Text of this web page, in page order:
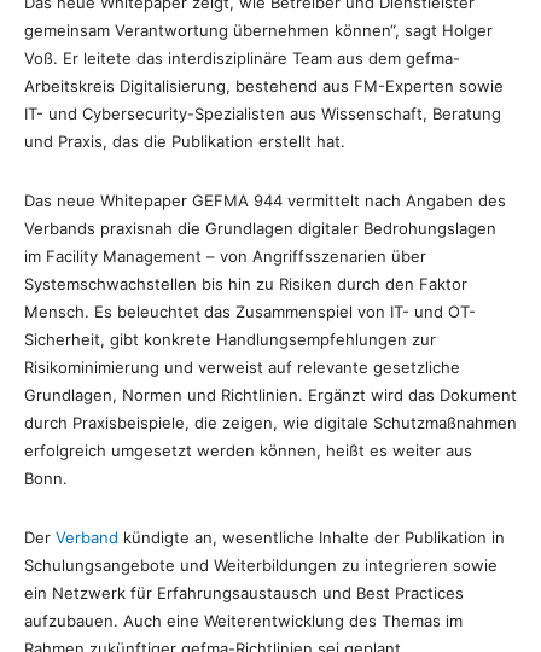
gemeinsam Verantwortung übernehmen können“, sagt Holger
Voß. Er leitete das interdisziplinäre Team aus dem gefma-
Arbeitskreis Digitalisierung, bestehend aus FM-Experten sowie
IT- und Cybersecurity-Spezialisten aus Wissenschaft, Beratung
und Praxis, das die Publikation erstellt hat.
Das neue Whitepaper GEFMA 944 vermittelt nach Angaben des
Verbands praxisnah die Grundlagen digitaler Bedrohungslagen
im Facility Management – von Angriffsszenarien über
Systemschwachstellen bis hin zu Risiken durch den Faktor
Mensch. Es beleuchtet das Zusammenspiel von IT- und OT-
Sicherheit, gibt konkrete Handlungsempfehlungen zur
Risikominimierung und verweist auf relevante gesetzliche
Grundlagen, Normen und Richtlinien. Ergänzt wird das Dokument
durch Praxisbeispiele, die zeigen, wie digitale Schutzmaßnahmen
erfolgreich umgesetzt werden können, heißt es weiter aus
Bonn.
Der Verband kündigte an, wesentliche Inhalte der Publikation in
Schulungsangebote und Weiterbildungen zu integrieren sowie
ein Netzwerk für Erfahrungsaustausch und Best Practices
aufzubauen. Auch eine Weiterentwicklung des Themas im